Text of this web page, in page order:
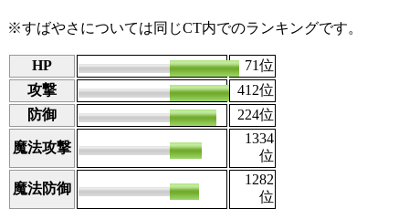
※すばやさについては同じCT内でのランキングです。
HP 143 71位
攻撃
123 412位
防御
108 224位
魔法攻撃 62
1334
位
魔法防御 73
1282
位